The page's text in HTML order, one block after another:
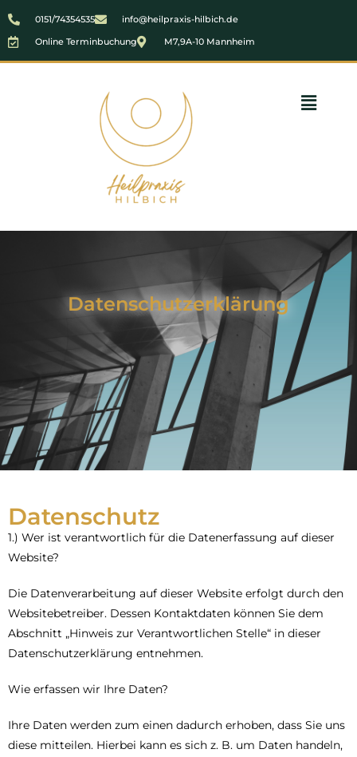
0151/74354535
info@heilpraxis-hilbich.de
Online Terminbuchung
M7,9A-10 Mannheim
Datenschutzerklärung
Datenschutz
1.) Wer ist verantwortlich für die Datenerfassung auf dieser
Website?
Die Datenverarbeitung auf dieser Website erfolgt durch den
Websitebetreiber. Dessen Kontaktdaten können Sie dem
Abschnitt „Hinweis zur Verantwortlichen Stelle“ in dieser
Datenschutzerklärung entnehmen.
Wie erfassen wir Ihre Daten?
Ihre Daten werden zum einen dadurch erhoben, dass Sie uns
diese mitteilen. Hierbei kann es sich z. B. um Daten handeln,